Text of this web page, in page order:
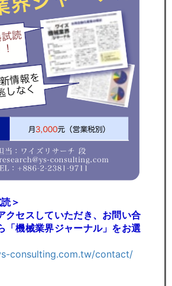
＞
クセスしていただき、お問い合
「機械業界ジャーナル」をお選
consulting.com.tw/contact/